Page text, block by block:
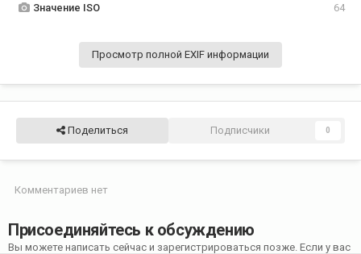
Значение ISO 64
Просмотр полной EXIF информации
Поделиться Подписчики 0
Комментариев нет
Присоединяйтесь к обсуждению
Вы можете написать сейчас и зарегистрироваться позже. Если у вас